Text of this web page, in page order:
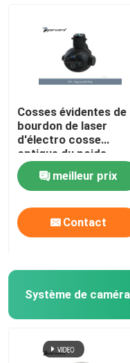
Cosses évidentes de
bourdon de laser
d'électro cosse
optique du poids
≤365g 100deg/S
meilleur prix
Contact
Système de